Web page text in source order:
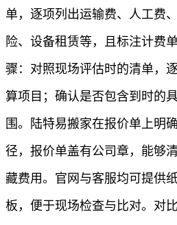
单，逐项列出运输费、人工费
险、设备租赁等，且标注计费
骤：对照现场评估时的清单，
算项目；确认是否包含到时的
围。陆特易搬家在报价单上明
径，报价单盖有公司章，能够
藏费用。官网与客服均可提供
板，便于现场检查与比对。对